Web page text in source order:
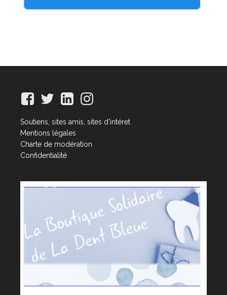
Soutiens, sites amis, sites d'intéret
Mentions légales
Charte de modération
Confidentialité